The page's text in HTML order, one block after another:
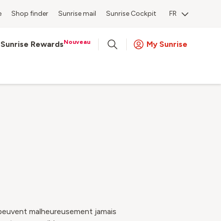
Shop finder Sunrise mail Sunrise Cockpit FR
Sunrise RewardsNouveau My Sunrise
malheureusement jamais